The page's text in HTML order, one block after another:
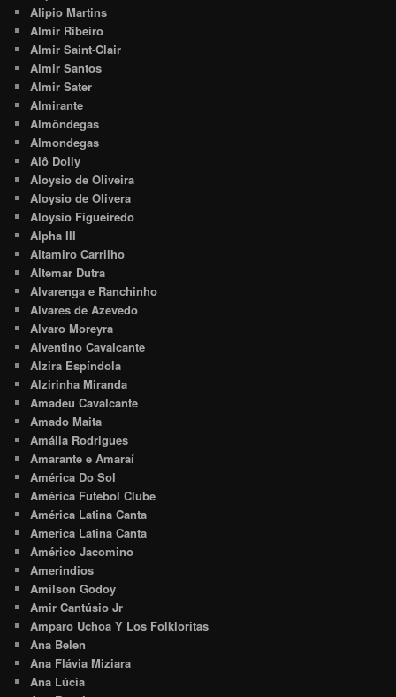
Alipio Martins
Almir Ribeiro
Almir Saint-Clair
Almir Santos
Almir Sater
Almirante
Almôndegas
Almondegas
Alô Dolly
Aloysio de Oliveira
Aloysio de Olivera
Aloysio Figueiredo
Alpha III
Altamiro Carrilho
Altemar Dutra
Alvarenga e Ranchinho
Alvares de Azevedo
Alvaro Moreyra
Alventino Cavalcante
Alzira Espíndola
Alzirinha Miranda
Amadeu Cavalcante
Amado Maita
Amália Rodrigues
Amarante e Amaraí
América Do Sol
América Futebol Clube
América Latina Canta
America Latina Canta
Américo Jacomino
Amerindios
Amilson Godoy
Amir Cantúsio Jr
Amparo Uchoa Y Los Folkloritas
Ana Belen
Ana Flávia Miziara
Ana Lúcia